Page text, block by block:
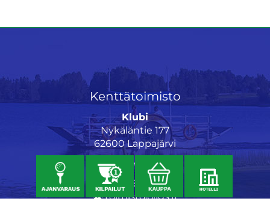
Kenttätoimisto
Klubi
Nykäläntie 177
62600 Lappajärvi
Caddiemaster
06 46040682
toimisto@jgs.fi